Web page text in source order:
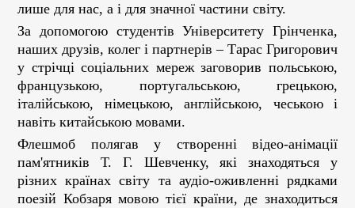
лише для нас, а і для значної частини світу.
За допомогою студентів Університету Грінченка,
наших друзів, колег і партнерів – Тарас Григорович
у стрічці соціальних мереж заговорив польською,
французькою, португальською, грецькою,
італійською, німецькою, англійською, чеською і
навіть китайською мовами.
Флешмоб полягав у створенні відео-анімації
пам'ятників Т. Г. Шевченку, які знаходяться у
різних країнах світу та аудіо-оживленні рядками
поезій Кобзаря мовою тієї країни, де знаходиться